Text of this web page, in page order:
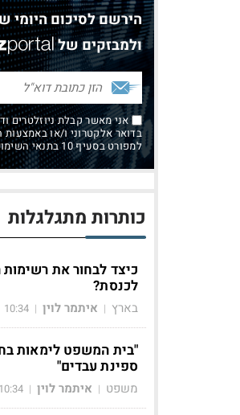
הירשם לסיכום היומי
ולמבזקים של
אני מאשר קבלת ניוזלטרים
בדואר אלקטרוני ו/או
למפורט בסעיף 10 בתנאי השימוש
כותרות מתגלגלות
כיצד לבחור את
לכנסת?
בארץ | איתמר לוין |
10:34
"בית המשפט לימאות
ספינת עבדים"
משפט | איתמר לוין |
10:34